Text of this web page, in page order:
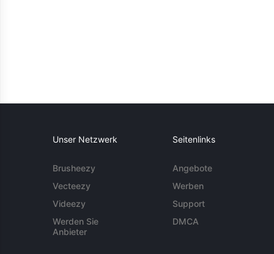
Unser Netzwerk
Brusheezy
Vecteezy
Videezy
Werden Sie
Anbieter
Seitenlinks
Angebote
Werben
Support
DMCA